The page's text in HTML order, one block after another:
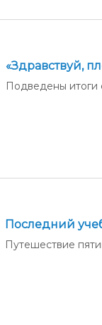
«Здравствуй,
Подведены итоги
Последний
Путешествие